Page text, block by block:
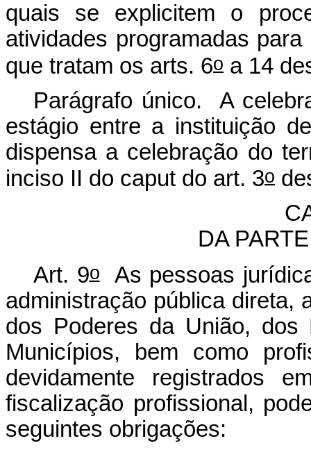
quais se explicitem o
atividades programadas
que tratam os arts. 6o a 14
Parágrafo único. A
estágio entre a instituição
dispensa a celebração do
inciso II do caput do art. 3o
DA
Art. 9oAs pessoas
administração pública direta,
dos Poderes da União,
Municípios, bem como
devidamente registrados
fiscalização profissional,
seguintes obrigações: